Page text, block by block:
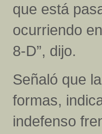
que está
ocurriendo
8-D”, dijo.
Señaló que
formas,
indefenso